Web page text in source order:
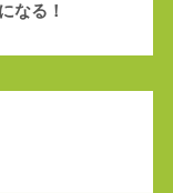
なる！